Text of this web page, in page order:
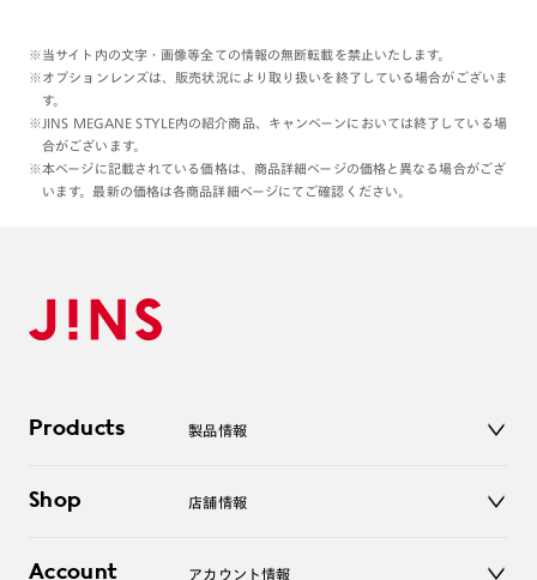
※当サイト内の文字・画像等全ての情報の無断転載を禁止いたします。
※オプションレンズは、販売状況により取り扱いを終了している場合がございま
す。
※JINS MEGANE STYLE内の紹介商品、キャンペーンにおいては終了している場
合がございます。
※本ページに記載されている価格は、商品詳細ページの価格と異なる場合がござ
います。最新の価格は各商品詳細ページにてご確認ください。
Products 製品情報
サングラス
コンタクトレンズ
Shop 店舗情報
Account アカウント情報